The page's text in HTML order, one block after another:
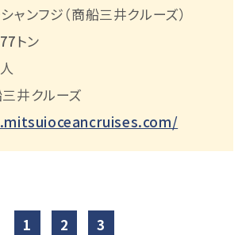
ャンフジ（商船三井クルーズ）
トン
人
井クルーズ
1 2 3